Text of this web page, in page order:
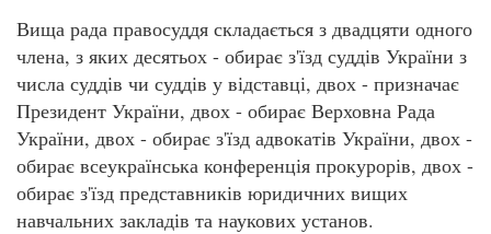
Вища рада правосуддя складається з двадцяти одного
члена, з яких десятьох - обирає з'їзд суддів України з
числа суддів чи суддів у відставці, двох - призначає
Президент України, двох - обирає Верховна Рада
України, двох - обирає з'їзд адвокатів України, двох -
обирає всеукраїнська конференція прокурорів, двох -
обирає з'їзд представників юридичних вищих
навчальних закладів та наукових установ.